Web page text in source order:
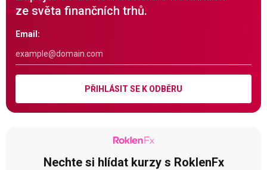
ze světa finančních trhů.
Email:
PŘIHLÁSIT SE K ODBĚRU
Nechte si hlídat kurzy s RoklenFx